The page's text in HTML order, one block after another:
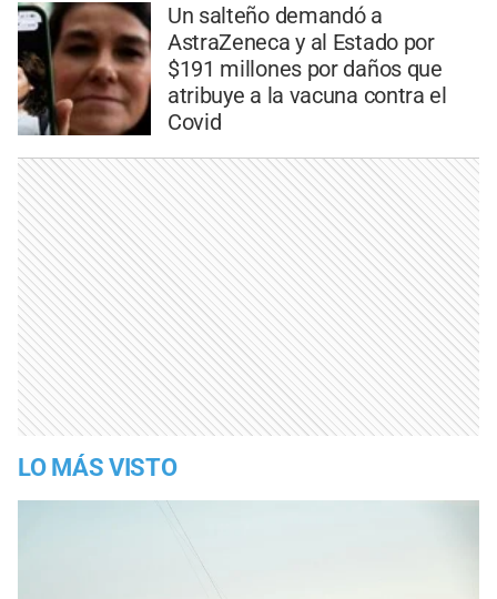
Un salteño demandó a
AstraZeneca y al Estado por
$191 millones por daños que
atribuye a la vacuna contra el
Covid
LO MÁS VISTO